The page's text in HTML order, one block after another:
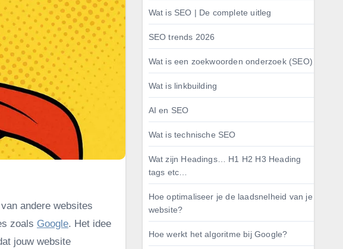
andere websites
zoals Google. Het idee
jouw website
Wat is SEO | De complete uitleg
SEO trends 2026
Wat is een zoekwoorden onderzoek (SEO)
Wat is linkbuilding
AI en SEO
Wat is technische SEO
Wat zijn Headings… H1 H2 H3 Heading
tags etc…
Hoe optimaliseer je de laadsnelheid van je
website?
Hoe werkt het algoritme bij Google?